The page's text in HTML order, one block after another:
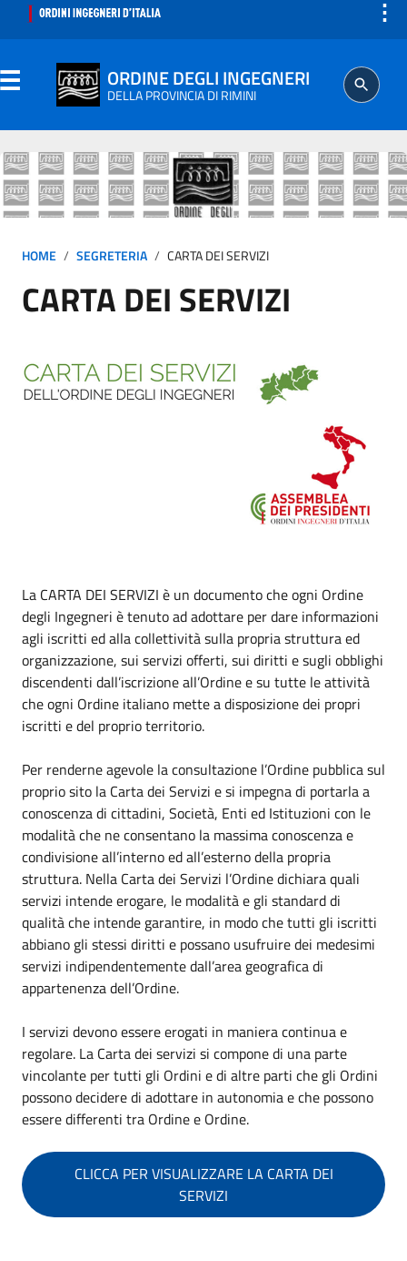
⋮
ORDINE DEGLI INGEGNERI
DELLA PROVINCIA DI RIMINI
ORDINE
SEGRETERIA
ISCRITTO
PROFESSIONE
AGGIORNAMENTO PROFESSIONALE
HOME SEGRETERIA CARTA DEI SERVIZI
CARTA DEI SERVIZI
La CARTA DEI SERVIZI è un documento che ogni Ordine
degli Ingegneri è tenuto ad adottare per dare informazioni
agli iscritti ed alla collettività sulla propria struttura ed
organizzazione, sui servizi offerti, sui diritti e sugli obblighi
discendenti dall’iscrizione all’Ordine e su tutte le attività
che ogni Ordine italiano mette a disposizione dei propri
iscritti e del proprio territorio.
Per renderne agevole la consultazione l’Ordine pubblica sul
proprio sito la Carta dei Servizi e si impegna di portarla a
conoscenza di cittadini, Società, Enti ed Istituzioni con le
modalità che ne consentano la massima conoscenza e
condivisione all’interno ed all’esterno della propria
struttura. Nella Carta dei Servizi l’Ordine dichiara quali
servizi intende erogare, le modalità e gli standard di
qualità che intende garantire, in modo che tutti gli iscritti
abbiano gli stessi diritti e possano usufruire dei medesimi
servizi indipendentemente dall’area geografica di
appartenenza dell’Ordine.
I servizi devono essere erogati in maniera continua e
regolare. La Carta dei servizi si compone di una parte
vincolante per tutti gli Ordini e di altre parti che gli Ordini
possono decidere di adottare in autonomia e che possono
essere differenti tra Ordine e Ordine.
CLICCA PER VISUALIZZARE LA CARTA DEI
SERVIZI